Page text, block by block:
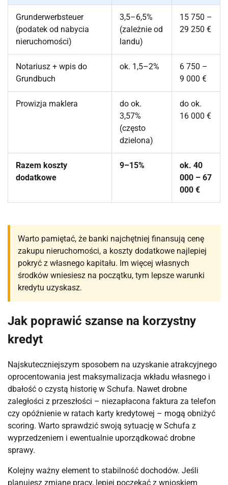
Grunderwerbsteuer
(podatek od nabycia
nieruchomości)
3,5–6,5%
(zależnie od
landu)
15 750 –
29 250 €
Notariusz + wpis do
Grundbuch
ok. 1,5–2%
6 750 –
9 000 €
Prowizja maklera
do ok.
3,57%
(często
dzielona)
do ok.
16 000 €
Razem koszty
dodatkowe
9–15%
ok. 40
000 – 67
000 €
Warto pamiętać, że banki najchętniej finansują cenę
zakupu nieruchomości, a koszty dodatkowe najlepiej
pokryć z własnego kapitału. Im więcej własnych
środków wniesiesz na początku, tym lepsze warunki
kredytu uzyskasz.
Jak poprawić szanse na korzystny
kredyt
Najskuteczniejszym sposobem na uzyskanie atrakcyjnego
oprocentowania jest maksymalizacja wkładu własnego i
dbałość o czystą historię w Schufa. Nawet drobne
zaległości z przeszłości – niezapłacona faktura za telefon
czy opóźnienie w ratach karty kredytowej – mogą obniżyć
scoring. Warto sprawdzić swoją sytuację w Schufa z
wyprzedzeniem i ewentualnie uporządkować drobne
sprawy.
Kolejny ważny element to stabilność dochodów. Jeśli
planujesz zmianę pracy, lepiej poczekać z wnioskiem